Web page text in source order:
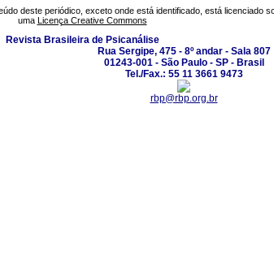
deste periódico, exceto onde está identificado, está licenciado
uma Licença Creative Commons
Revista Brasileira de Psicanálise
Rua Sergipe, 475 - 8º andar - Sala 807
01243-001 - São Paulo - SP - Brasil
Tel./Fax.: 55 11 3661 9473
rbp@rbp.org.br